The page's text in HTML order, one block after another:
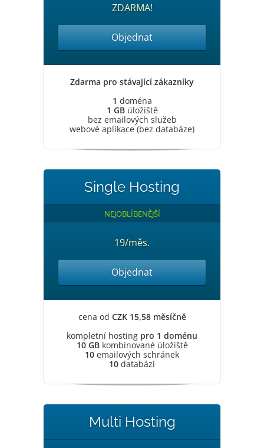
ZDARMA!
Objednat
Zdarma pro stávající zákazníky
1 doména
1 GBúložiště
bez emailových služeb
webové aplikace (bez databáze)
Single Hosting
NEJOBLÍBENĚJŠÍ
19/měs.
Objednat
cena od CZK 15,58 měsíčně
kompletní hosting pro 1 doménu
10 GBkombinované úložiště
10 emailových schránek
10 databází
Multi Hosting